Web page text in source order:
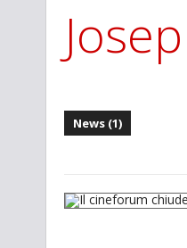
STAR TREK: STRANGE NEW
News (1)